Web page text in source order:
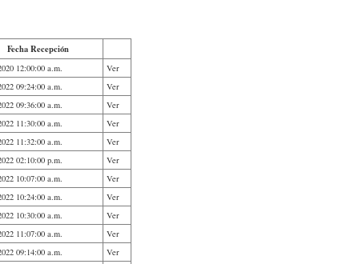
Fecha Recepción
12:00:00 a.m.
Ver
09:24:00 a.m.
Ver
09:36:00 a.m.
Ver
11:30:00 a.m.
Ver
11:32:00 a.m.
Ver
02:10:00 p.m.
Ver
10:07:00 a.m.
Ver
10:24:00 a.m.
Ver
10:30:00 a.m.
Ver
11:07:00 a.m.
Ver
09:14:00 a.m. Ver